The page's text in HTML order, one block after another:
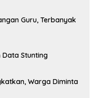
Guru, Terbanyak
Data Stunting
Warga Diminta